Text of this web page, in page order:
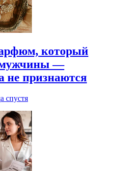
который
мужчины —
не признаются
спустя